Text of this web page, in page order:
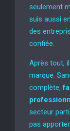
seulement
suis aussi
des
confiée.
Après tout,
marque.
complète,
secteur
pas